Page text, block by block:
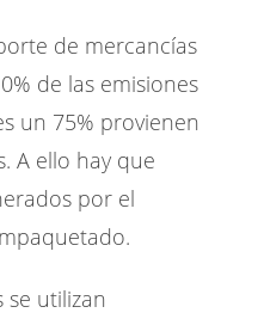
de mercancías
de las emisiones
un 75% provienen
A ello hay que
por el
se utilizan